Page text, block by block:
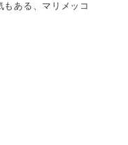
ある、マリメッコ